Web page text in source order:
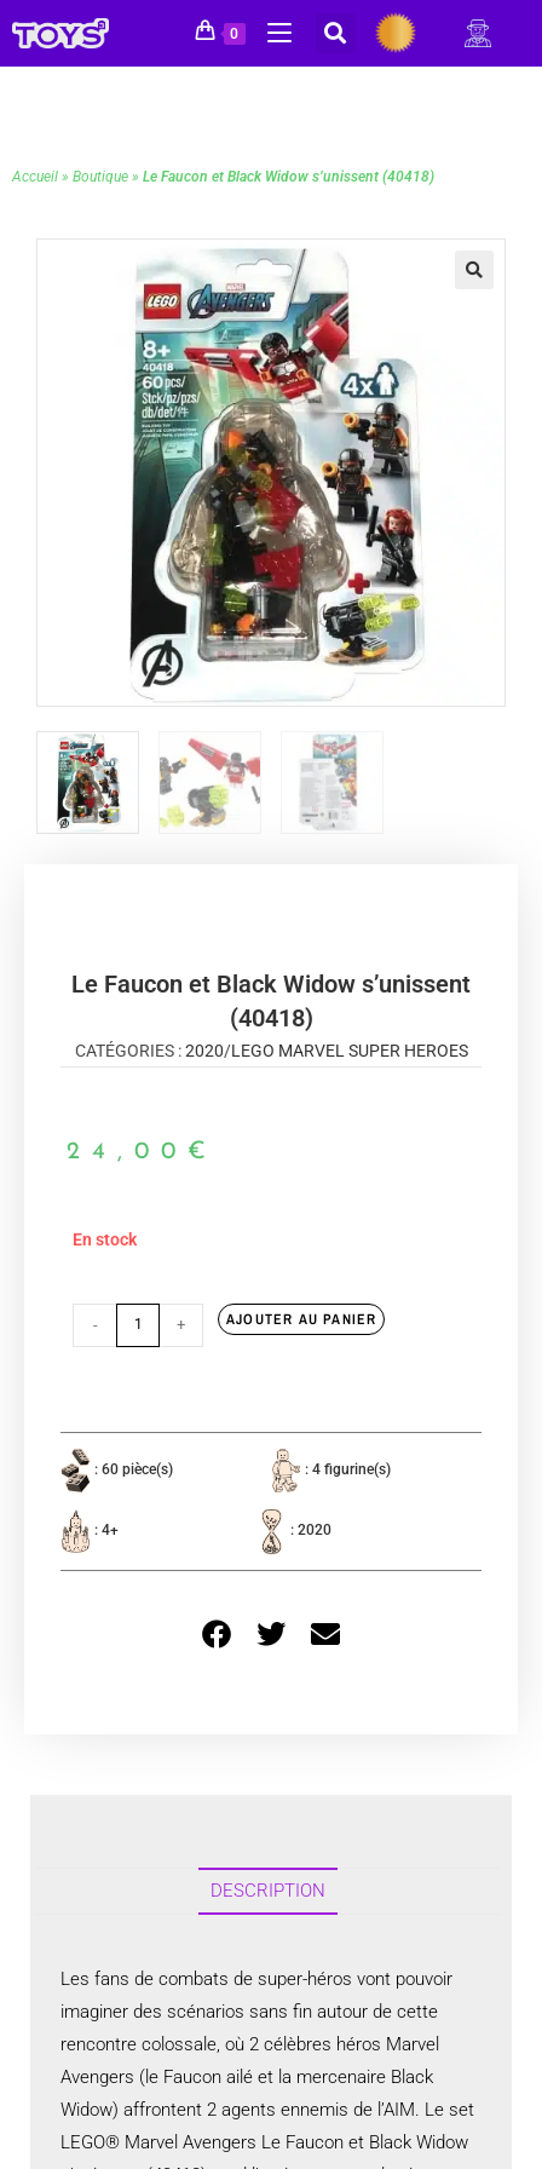
0
Accueil » Boutique » Le Faucon et Black Widow s’unissent (40418)
Le Faucon et Black Widow s’unissent
(40418)
CATÉGORIES :2020/LEGO MARVEL SUPER HEROES
24,00 €
En stock
- + AJOUTER AU PANIER
: 60 pièce(s) : 4 figurine(s)
: 4+ : 2020
DESCRIPTION
Les fans de combats de super-héros vont pouvoir
imaginer des scénarios sans fin autour de cette
rencontre colossale, où 2 célèbres héros Marvel
Avengers (le Faucon ailé et la mercenaire Black
Widow) affrontent 2 agents ennemis de l’AIM. Le set
LEGO® Marvel Avengers Le Faucon et Black Widow